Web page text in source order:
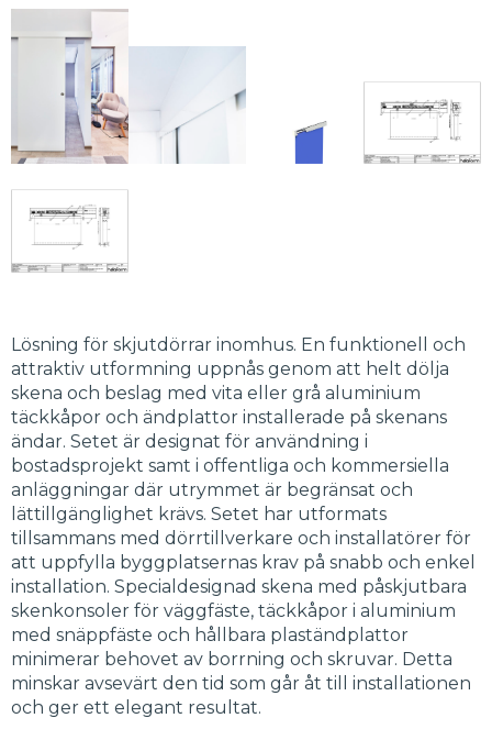
Lösning för skjutdörrar inomhus. En funktionell och
attraktiv utformning uppnås genom att helt dölja
skena och beslag med vita eller grå aluminium
täckkåpor och ändplattor installerade på skenans
ändar. Setet är designat för användning i
bostadsprojekt samt i offentliga och kommersiella
anläggningar där utrymmet är begränsat och
lättillgänglighet krävs. Setet har utformats
tillsammans med dörrtillverkare och installatörer för
att uppfylla byggplatsernas krav på snabb och enkel
installation. Specialdesignad skena med påskjutbara
skenkonsoler för väggfäste, täckkåpor i aluminium
med snäppfäste och hållbara plaständplattor
minimerar behovet av borrning och skruvar. Detta
minskar avsevärt den tid som går åt till installationen
och ger ett elegant resultat.